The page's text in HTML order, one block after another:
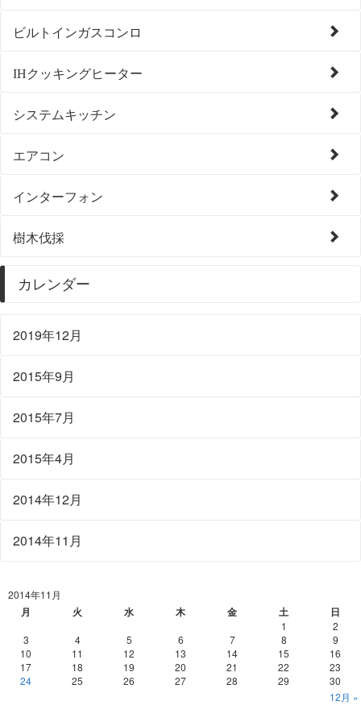
ビルトインガスコンロ
IHクッキングヒーター
システムキッチン
エアコン
インターフォン
樹木伐採
カレンダー
2019年12月
2015年9月
2015年7月
2015年4月
2014年12月
2014年11月
2014年11月
月 火 水 木 金 土 日
12月 »
1
2
3
4 5 6 7 8
9
10
11 12 13 14 15
16
17
18 19 20 21 22
23
24
25 26 27 28 29 30